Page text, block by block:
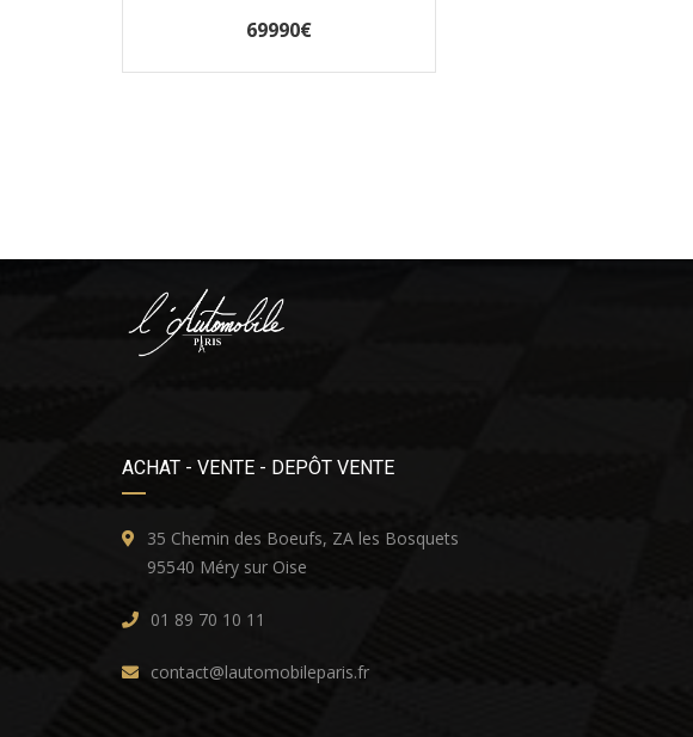
69990€
ACHAT - VENTE - DEPÔT VENTE
35 Chemin des Boeufs, ZA les Bosquets
95540 Méry sur Oise
01 89 70 10 11
contact@lautomobileparis.fr